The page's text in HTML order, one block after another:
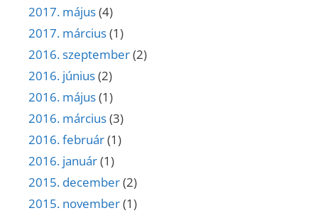
2017. május(4)
2017. március(1)
2016. szeptember(2)
2016. június(2)
2016. május(1)
2016. március(3)
2016. február(1)
2016. január(1)
2015. december(2)
2015. november(1)